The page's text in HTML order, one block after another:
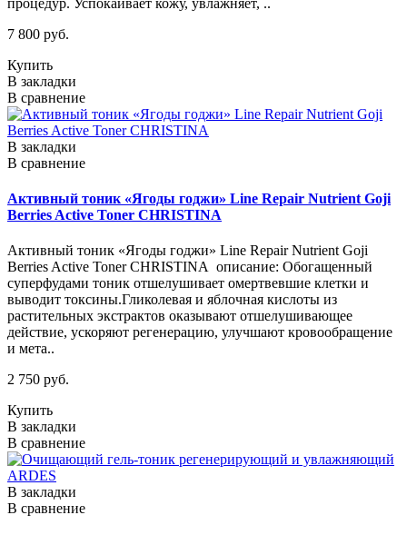
7 800 руб.
Купить
В закладки
В сравнение
В закладки
В сравнение
Активный тоник «Ягоды годжи» Line Repair Nutrient Goji
Berries Active Toner СHRISTINA
Активный тоник «Ягоды годжи» Line Repair Nutrient Goji
Berries Active Toner СHRISTINA описание: Обогащенный
суперфудами тоник отшелушивает омертвевшие клетки и
выводит токсины.Гликолевая и яблочная кислоты из
растительных экстрактов оказывают отшелушивающее
действие, ускоряют регенерацию, улучшают кровообращение
и мета..
2 750 руб.
Купить
В закладки
В сравнение
В закладки
В сравнение